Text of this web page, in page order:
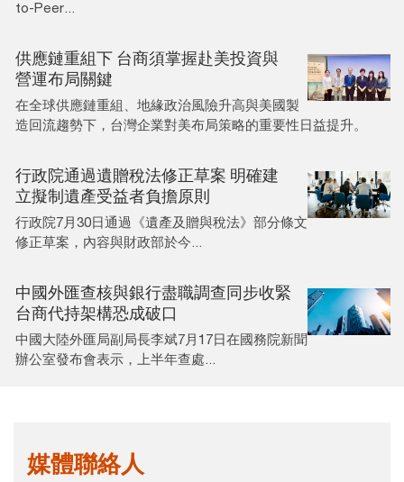
to-Peer...
供應鏈重組下 台商須掌握赴美投資與
營運布局關鍵
在全球供應鏈重組、地緣政治風險升高與美國製
造回流趨勢下，台灣企業對美布局策略的重要性日益提升。
行政院通過遺贈稅法修正草案 明確建
立擬制遺產受益者負擔原則
行政院7月30日通過《遺產及贈與稅法》部分條文
修正草案，內容與財政部於今...
中國外匯查核與銀行盡職調查同步收緊
台商代持架構恐成破口
中國大陸外匯局副局長李斌7月17日在國務院新聞
辦公室發布會表示，上半年查處...
媒體聯絡人